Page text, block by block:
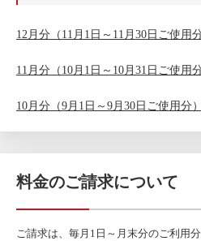
12月分（11月1日～11月30日ご使用
11月分（10月1日～10月31日ご使用
10月分（9月1日～9月30日ご使用分
料金のご請求について
ご請求は、毎月1日～月末分のご利用